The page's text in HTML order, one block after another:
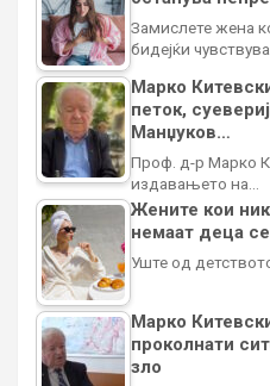
Замислете жена
бидејќи
Марко
петок,
Манџуков…
Проф. д-р Марко
издавањето на…
Жените кои
немаат деца
Уште од
Марко
проколнати
зло